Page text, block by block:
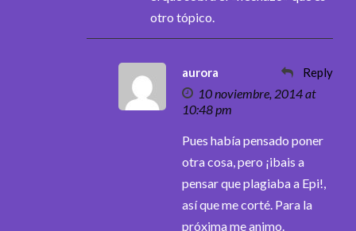
otro tópico.
aurora
10 noviembre, 2014 at
10:48 pm
Reply
Pues había pensado poner
otra cosa, pero ¡ibais a
pensar que plagiaba a Epi!,
así que me corté. Para la
próxima me animo.